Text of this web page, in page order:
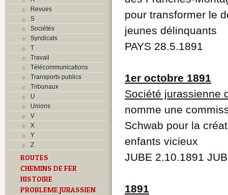
Revues
S
Sociétés
Syndicats
T
Travail
Télécommunications
Transports publics
Tribunaux
U
Unions
V
X
Y
Z
ROUTES
CHEMINS DE FER
HISTOIRE
PROBLEME JURASSIEN
pour transformer le
jeunes délinquants
PAYS 28.5.1891
1er octobre 1891
Société jurassienne
nomme une
Schwab pour la
enfants vicieux
JUBE 2.10.1891
1891